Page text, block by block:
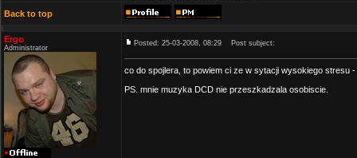
Back to top
Ergo
Administrator
Posted: 25-03-2008, 08:29 Post subject:
co do spojlera, to powiem ci ze w sytacji wysokiego stresu
PS. mnie muzyka DCD nie przeszkadzala osobiscie.